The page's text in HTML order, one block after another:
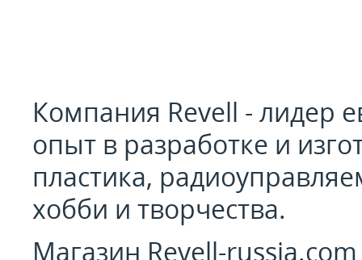
Компания Revell - лидер
опыт в разработке и
пластика,
хобби и творчества.
Магазин Revell-